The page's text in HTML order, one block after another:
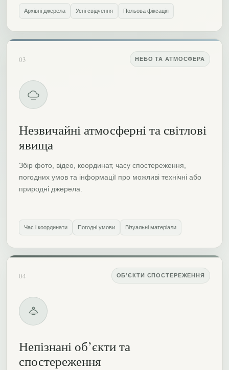
Архівні джерела Усні свідчення Польова фіксація
03 НЕБО ТА АТМОСФЕРА
Незвичайні атмосферні та світлові
явища
Збір фото, відео, координат, часу спостереження,
погодних умов та інформації про можливі технічні або
природні джерела.
Час і координати Погодні умови Візуальні матеріали
04 ОБ’ЄКТИ СПОСТЕРЕЖЕННЯ
Непізнані об’єкти та
спостереження